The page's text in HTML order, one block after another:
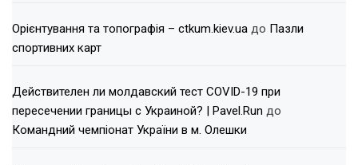
Орієнтування та топографія – ctkum.kiev.ua до Пазли
спортивних карт
Действителен ли молдавский тест COVID-19 при
пересечении границы с Украиной? | Pavel.Run до
Командний чемпіонат України в м. Олешки